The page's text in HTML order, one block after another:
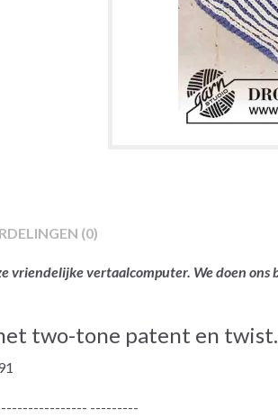
(0)
vriendelijke vertaalcomputer. We doen ons
two-tone patent en
---------